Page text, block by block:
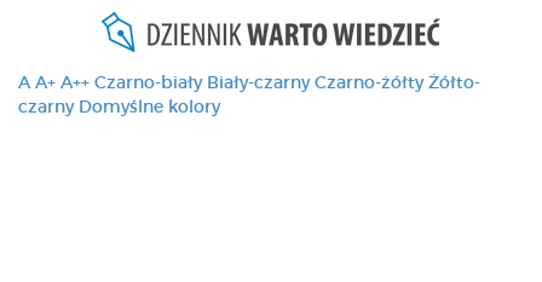
A A+ A++ Czarno-biały Biały-czarny Czarno-żółty Żółto-
czarny Domyślne kolory